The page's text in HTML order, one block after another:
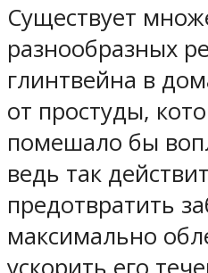
Существует
разнообразных
глинтвейна в
от простуды,
помешало бы
ведь так
предотвратить
максимально